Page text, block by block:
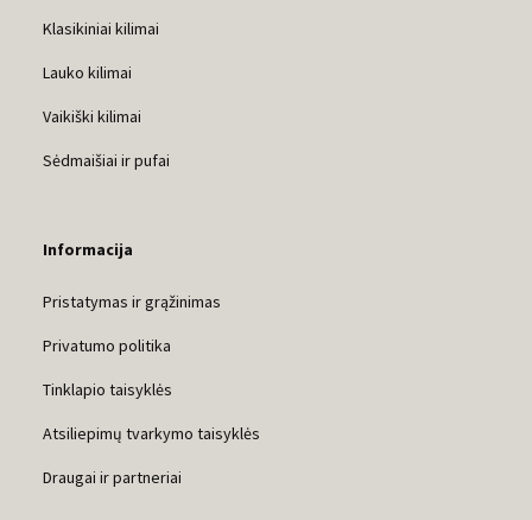
Klasikiniai kilimai
Lauko kilimai
Vaikiški kilimai
Sėdmaišiai ir pufai
Informacija
Pristatymas ir grąžinimas
Privatumo politika
Tinklapio taisyklės
Atsiliepimų tvarkymo taisyklės
Draugai ir partneriai